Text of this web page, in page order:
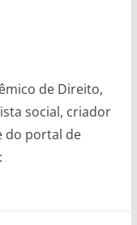
de Direito,
social, criador
do portal de